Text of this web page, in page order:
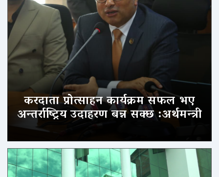
करदाता प्रोत्साहन कार्यक्रम सफल भए
अन्तर्राष्ट्रिय उदाहरण बन्न सक्छ :अर्थमन्त्री